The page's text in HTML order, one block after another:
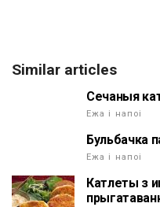
Similar articles
Сечаныя
Ежа і напоі
Бульбачка
Ежа і напоі
Катлеты з